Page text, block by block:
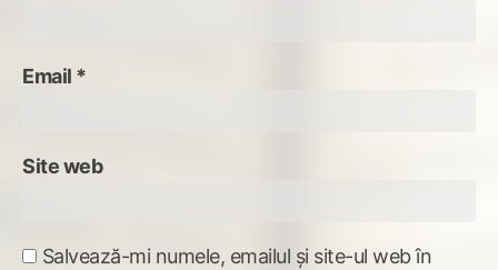
Email *
Site web
Salvează-mi numele, emailul și site-ul web în